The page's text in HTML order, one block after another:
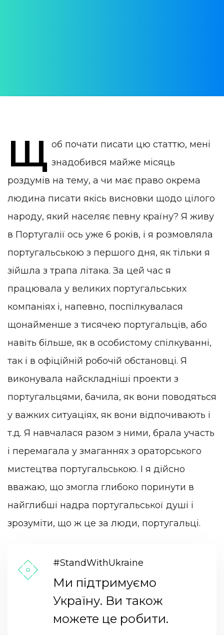
Щ об почати писати цю статтю, мені
знадобився майже місяць
роздумів на тему, а чи має право окрема
людина писати якісь висновки щодо цілого
народу, який населяє певну країну? Я живу
в Португалії ось уже 6 років, і я розмовляла
португальською з першого дня, як тільки я
зійшла з трапа літака. За цей час я
працювала у великих португальських
компаніях і, напевно, поспілкувалася
щонайменше з тисячею португальців, або
навіть більше, як в особистому спілкуванні,
так і в офіційній робочій обстановці. Я
виконувала найскладніші проекти з
португальцями, бачила, як вони поводяться
у важких ситуаціях, як вони відпочивають і
т.д. Я навчалася разом з ними, брала участь
і перемагала у змаганнях з ораторського
мистецтва португальською. І я дійсно
вважаю, що змогла глибоко поринути в
найглибші надра португальської душі і
зрозуміти, що ж це за люди, португальці.
#StandWithUkraine
Ми підтримуємо
Україну. Ви також
можете це робити.